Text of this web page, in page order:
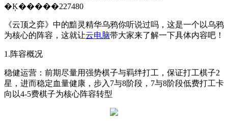
�Ķ�����227480
《云顶之弈》中的黯灵精华乌鸦你听说过吗，这是一个以乌鸦
为核心的阵容，这就让云电脑带大家来了解一下具体内容吧！
1.阵容概况
稳健运营：前期尽量用强势棋子与羁绊打工，保证打工棋子2
星，进而稳定血量健康，步入 7与8阶段， 7与8阶段低费打工卡
向以4-5费棋子为核心阵容转型